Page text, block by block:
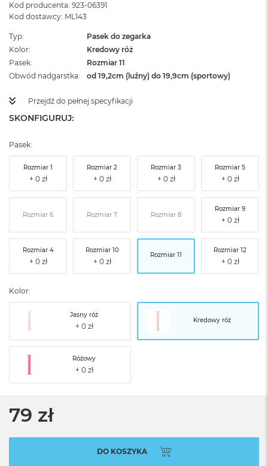
Kod producenta: 923-06391
Kod dostawcy: ML143
Typ
Pasek do zegarka
Kolor
Kredowy róż
Pasek
Rozmiar 11
Obwód nadgarstka
od 19,2cm (luźny) do 19,9cm (sportowy)
Przejdź do pełnej specyfikacji
SKONFIGURUJ:
Pasek:
Rozmiar 1 Rozmiar 2 Rozmiar 3 Rozmiar 5
Rozmiar 6 Rozmiar 7 Rozmiar 8
Rozmiar 9
Rozmiar 4 Rozmiar 10
Rozmiar 11
Rozmiar 12
Kolor:
Jasny róż
Kredowy róż
Różowy
79 zł
DO KOSZYKA